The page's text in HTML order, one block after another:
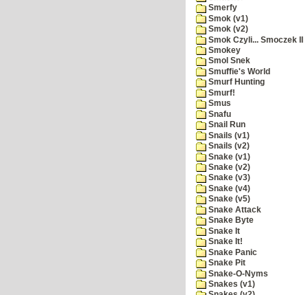
Smerfy
Smok (v1)
Smok (v2)
Smok Czyli... Smoczek II
Smokey
Smol Snek
Smuffie's World
Smurf Hunting
Smurf!
Smus
Snafu
Snail Run
Snails (v1)
Snails (v2)
Snake (v1)
Snake (v2)
Snake (v3)
Snake (v4)
Snake (v5)
Snake Attack
Snake Byte
Snake It
Snake It!
Snake Panic
Snake Pit
Snake-O-Nyms
Snakes (v1)